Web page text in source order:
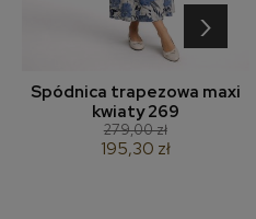
Spódnica trapezowa maxi
kwiaty 269
279,00 zł
195,30 zł
›